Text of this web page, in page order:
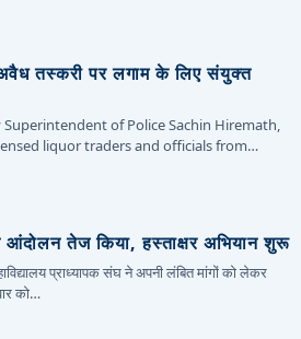
तस्करी पर लगाम के लिए संयुक्त
Superintendent of Police Sachin Hiremath,
liquor traders and officials from…
आंदोलन तेज किया, हस्ताक्षर अभियान शुरू
प्राध्यापक संघ ने अपनी लंबित मांगों को लेकर
को…